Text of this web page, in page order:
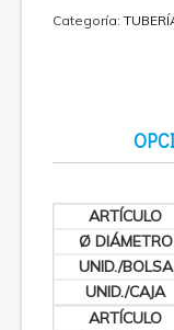
Categoría: